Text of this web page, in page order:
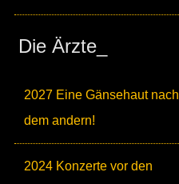
Die Ärzte_
2027 Eine Gänsehaut nach
dem andern!
2024 Konzerte vor den